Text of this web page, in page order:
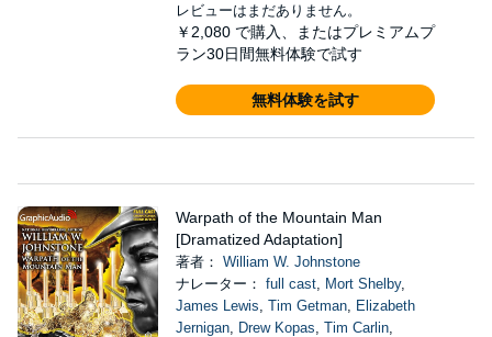
レビューはまだありません。
￥2,080 で購入、またはプレミアムプ
ラン30日間無料体験で試す
無料体験を試す
Warpath of the Mountain Man
[Dramatized Adaptation]
著者： William W. Johnstone
ナレーター： full cast, Mort Shelby,
James Lewis, Tim Getman, Elizabeth
Jernigan, Drew Kopas, Tim Carlin,